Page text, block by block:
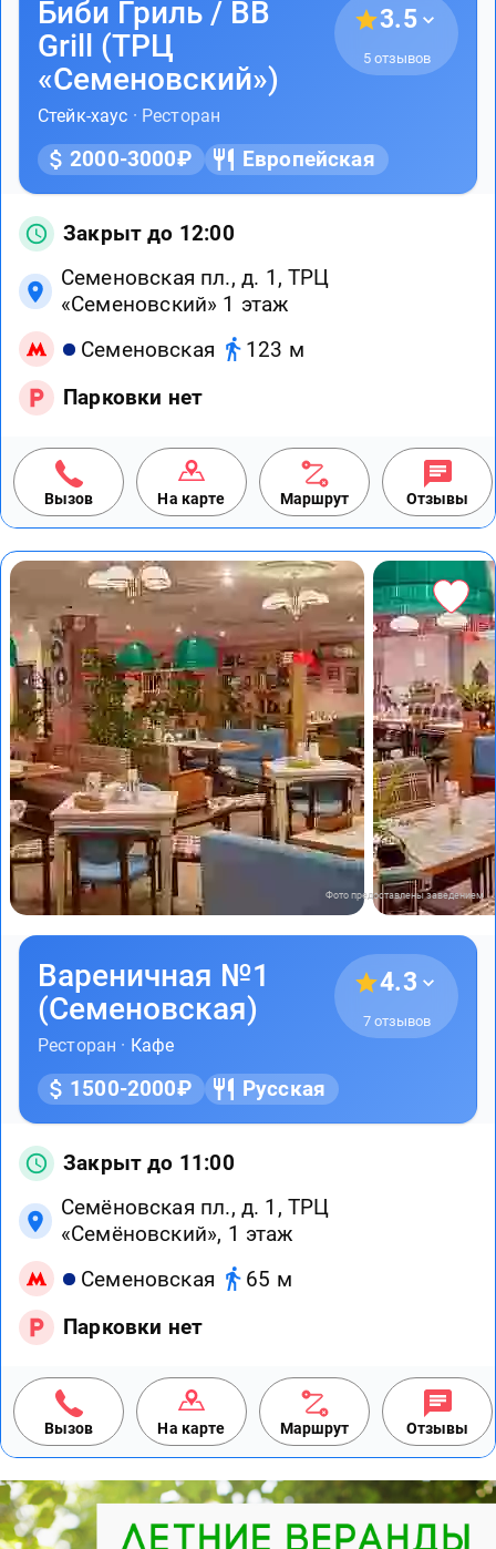
Биби Гриль / BB
Grill (ТРЦ
«Семеновский»)
Стейк-хаус · Ресторан
3.5
5 отзывов
2000-3000₽ Европейская
Закрыт до 12:00
Семеновская пл., д. 1, ТРЦ
«Семеновский» 1 этаж
Семеновская
123 м
Парковки нет
Вызов На карте Маршрут Отзывы
Фото предоставлены заведением
Вареничная №1
(Семеновская)
Ресторан · Кафе
4.3
7 отзывов
1500-2000₽ Русская
Закрыт до 11:00
Семёновская пл., д. 1, ТРЦ
«Семёновский», 1 этаж
Семеновская
65 м
Парковки нет
Вызов На карте Маршрут Отзывы